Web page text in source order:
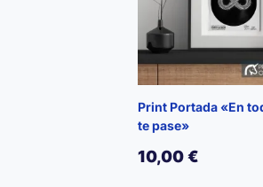
Print Portada «En
te pase»
10,00€